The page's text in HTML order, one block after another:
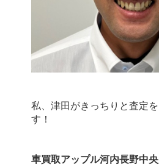
私、津田がきっちりと査定
す！
車買取アップル河内長野中